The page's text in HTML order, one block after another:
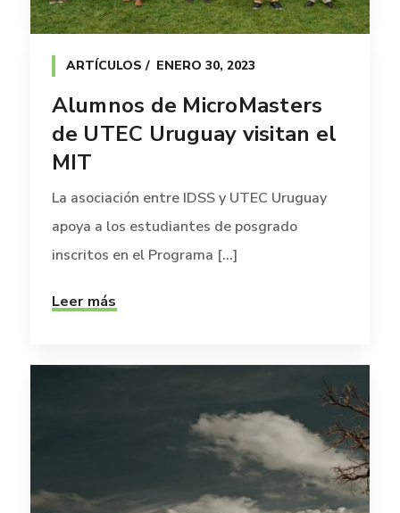
ARTÍCULOS ENERO 30, 2023
Alumnos de MicroMasters
de UTEC Uruguay visitan el
MIT
La asociación entre IDSS y UTEC Uruguay
apoya a los estudiantes de posgrado
inscritos en el Programa [...]
Leer más